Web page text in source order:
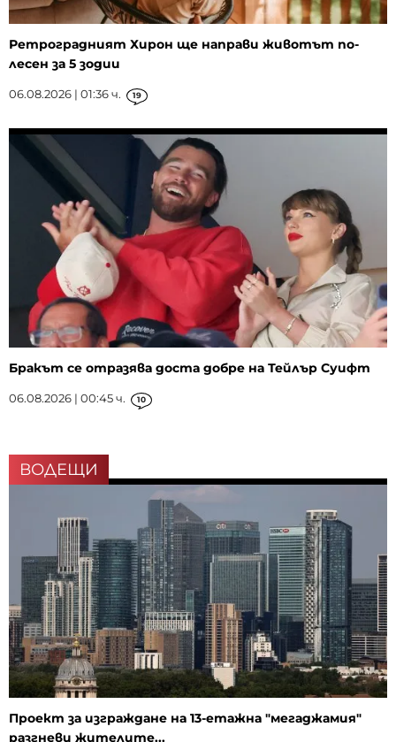
Ретроградният Хирон ще направи животът по-
лесен за 5 зодии
06.08.2026 | 01:36 ч. 19
Бракът се отразява доста добре на Тейлър Суифт
06.08.2026 | 00:45 ч. 10
ВОДЕЩИ
Проект за изграждане на 13-етажна "мегаджамия"
разгневи жителите...